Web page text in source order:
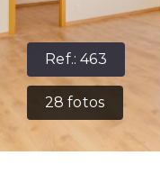
Ref.:463
28 fotos